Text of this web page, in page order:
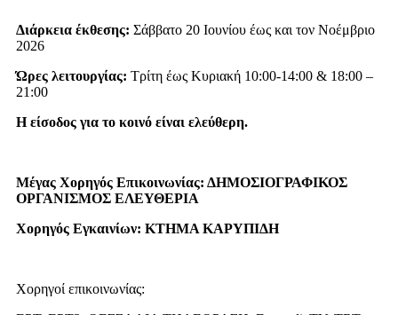
Διάρκεια έκθεσης: Σάββατο 20 Ιουνίου έως και τον Νοέμβριο
2026
Ώρες λειτουργίας: Τρίτη έως Κυριακή 10:00-14:00 & 18:00 –
21:00
Η είσοδος για το κοινό είναι ελεύθερη.
Μέγας Χορηγός Επικοινωνίας: ΔΗΜΟΣΙΟΓΡΑΦΙΚΟΣ
ΟΡΓΑΝΙΣΜΟΣ ΕΛΕΥΘΕΡΙΑ
Χορηγός Εγκαινίων: ΚΤΗΜΑ ΚΑΡΥΠΙΔΗ
Χορηγοί επικοινωνίας: